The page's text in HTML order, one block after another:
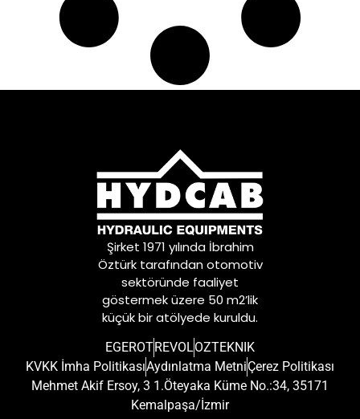
Şirket 1971 yılında İbrahim
Öztürk tarafından otomotiv
sektöründe faaliyet
göstermek üzere 50 m2’lik
küçük bir atölyede kuruldu.
EGEROTREVOLOZTEKNIK
KVKK İmha PolitikasıAydınlatma MetniÇerez Politikası
Mehmet Akif Ersoy, 3 1.Öteyaka Küme No.:34, 35171
Kemalpaşa/İzmir